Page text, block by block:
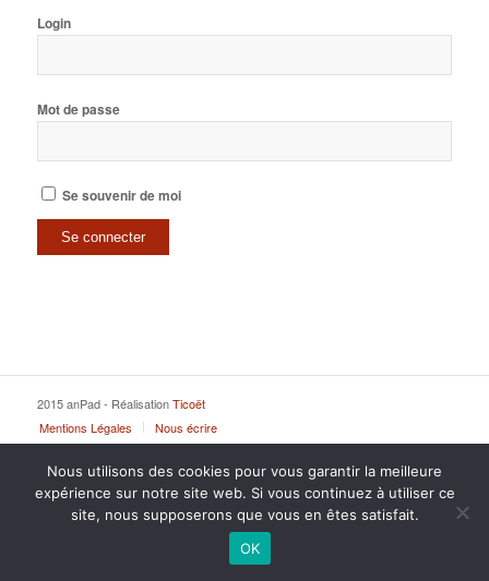
Login
Mot de passe
Se souvenir de moi
2015 anPad - RéalisationTicoët
Mentions Légales
Nous écrire
Nous utilisons des cookies pour vous garantir la meilleure
expérience sur notre site web. Si vous continuez à utiliser ce
site, nous supposerons que vous en êtes satisfait.
OK